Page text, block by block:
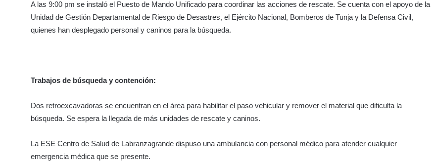
A las 9:00 pm se instaló el Puesto de Mando Unificado para coordinar las acciones de rescate. Se cuenta con el apoyo de la
Unidad de Gestión Departamental de Riesgo de Desastres, el Ejército Nacional, Bomberos de Tunja y la Defensa Civil,
quienes han desplegado personal y caninos para la búsqueda.
Trabajos de búsqueda y contención:
Dos retroexcavadoras se encuentran en el área para habilitar el paso vehicular y remover el material que dificulta la
búsqueda. Se espera la llegada de más unidades de rescate y caninos.
La ESE Centro de Salud de Labranzagrande dispuso una ambulancia con personal médico para atender cualquier
emergencia médica que se presente.